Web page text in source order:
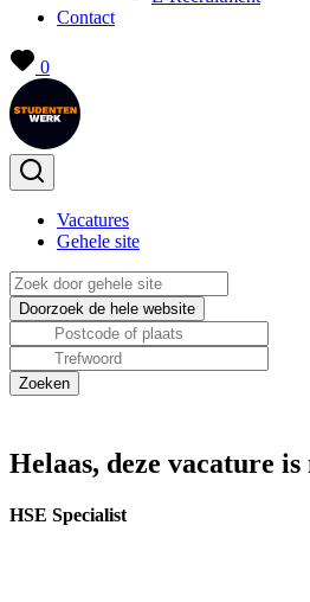
Contact
0
Vacatures
Gehele site
Helaas, deze vacature
HSE Specialist